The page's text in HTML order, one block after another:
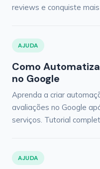
reviews e conquiste
AJUDA
Como
no Google
Aprenda a criar
avaliações no Google
serviços. Tutorial
AJUDA